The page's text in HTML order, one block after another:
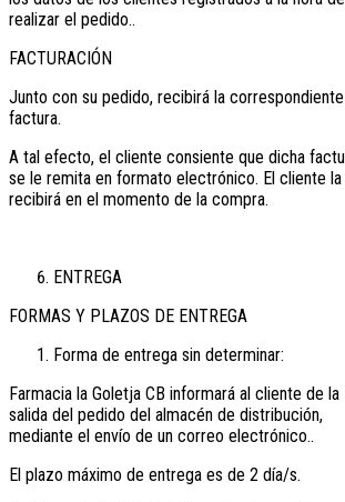
realizar el pedido..
FACTURACIÓN
Junto con su pedido, recibirá la correspondiente
factura.
A tal efecto, el cliente consiente que dicha
se le remita en formato electrónico. El cliente la
recibirá en el momento de la compra.
ENTREGA
FORMAS Y PLAZOS DE ENTREGA
Forma de entrega sin determinar:
Farmacia la Goletja CB informará al cliente de la
salida del pedido del almacén de distribución,
mediante el envío de un correo electrónico..
El plazo máximo de entrega es de 2 día/s.